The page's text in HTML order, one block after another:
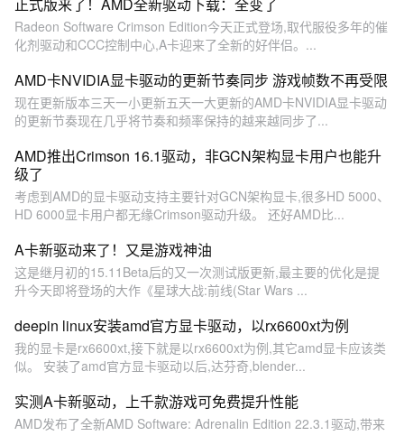
正式版来了！AMD全新驱动下载：全变了
Radeon Software Crimson Edition今天正式登场,取代服役多年的催
化剂驱动和CCC控制中心,A卡迎来了全新的好伴侣。...
AMD卡NVIDIA显卡驱动的更新节奏同步 游戏帧数不再受限
现在更新版本三天一小更新五天一大更新的AMD卡NVIDIA显卡驱动
的更新节奏现在几乎将节奏和频率保持的越来越同步了...
AMD推出Crimson 16.1驱动，非GCN架构显卡用户也能升
级了
考虑到AMD的显卡驱动支持主要针对GCN架构显卡,很多HD 5000、
HD 6000显卡用户都无缘Crimson驱动升级。 还好AMD比...
A卡新驱动来了！又是游戏神油
这是继月初的15.11Beta后的又一次测试版更新,最主要的优化是提
升今天即将登场的大作《星球大战:前线(Star Wars ...
deepin linux安装amd官方显卡驱动，以rx6600xt为例
我的显卡是rx6600xt,接下就是以rx6600xt为例,其它amd显卡应该类
似。 安装了amd官方显卡驱动以后,达芬奇,blender...
实测A卡新驱动，上千款游戏可免费提升性能
AMD发布了全新AMD Software: Adrenalin Edition 22.3.1驱动,带来